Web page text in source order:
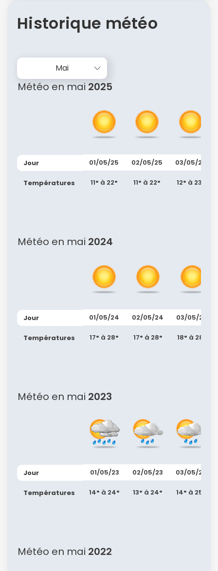
Historique météo
Mai
Météo en mai 2025
Jour
Températures
01/05/25
11° à 22°
02/05/25
11° à 22°
03/05/25
12° à 23°
Météo en mai 2024
Jour
Températures
01/05/24
17° à 28°
02/05/24
17° à 28°
03/05/24
18° à 28°
Météo en mai 2023
Jour
Températures
01/05/23
14° à 24°
02/05/23
13° à 24°
03/05/23
14° à 25°
Météo en mai 2022
Continuer avec Apple